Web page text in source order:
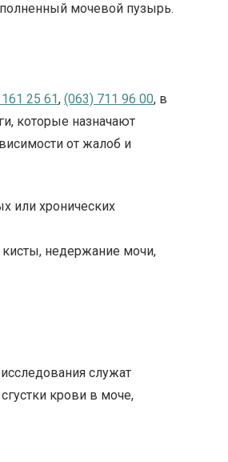
мочевой пузырь.
25 61, (063) 711 96 00, в
которые назначают
от жалоб и
или хронических
недержание мочи,
служат
крови в моче,